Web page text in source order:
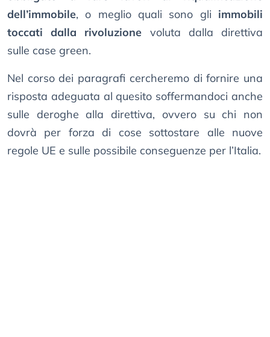
dell’immobile, o meglio quali sono gli immobili
toccati dalla rivoluzione voluta dalla direttiva
sulle case green.
Nel corso dei paragrafi cercheremo di fornire una
risposta adeguata al quesito soffermandoci anche
sulle deroghe alla direttiva, ovvero su chi non
dovrà per forza di cose sottostare alle nuove
regole UE e sulle possibile conseguenze per l’Italia.